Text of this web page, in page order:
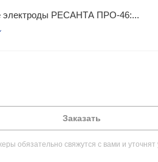
электроды РЕСАНТА ПРО-46:...
Заказать
обязательно свяжутся с вами и уточнят